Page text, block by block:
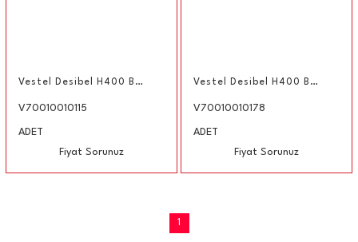
Vestel Desibel H400 Bluetooth Hoparlör Kırmızı
V70010010115
ADET
Fiyat Sorunuz
Vestel Desibel H400 Bluetooth Hoparlör Mavi
V70010010178
ADET
Fiyat Sorunuz
1